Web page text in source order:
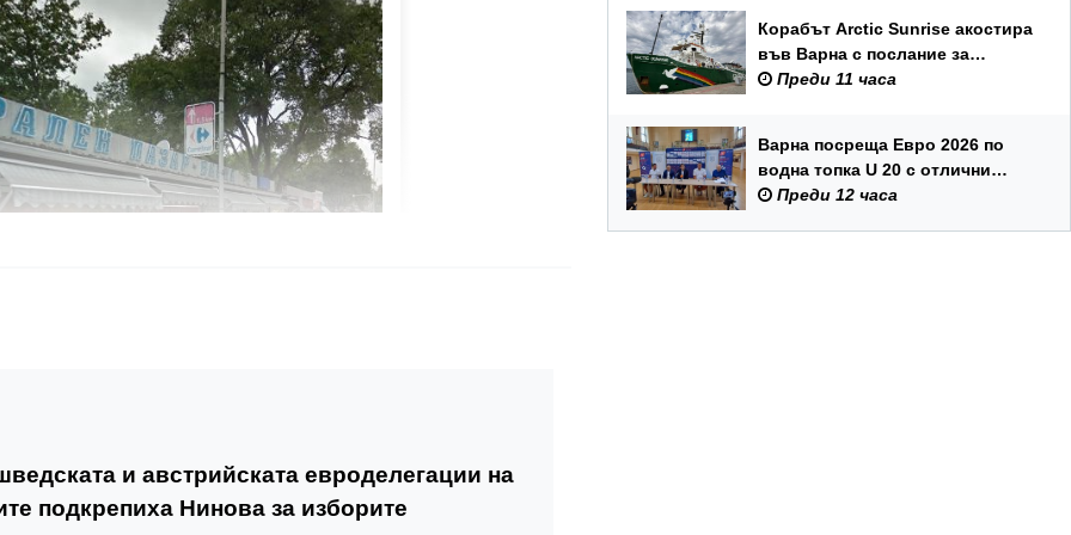
и австрийската евроделегации на
подкрепиха Нинова за изборите
Корабът Arctic Sunrise акостира
във Варна с послание за
опазването на Черно море
Преди 11 часа
Варна посреща Евро 2026 по
водна топка U 20 с отлични
условия на състезателните
Преди 12 часа